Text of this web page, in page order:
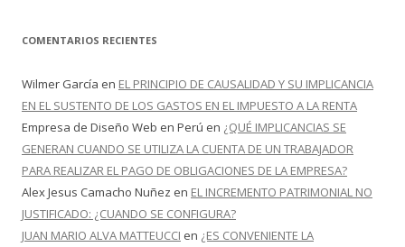
COMENTARIOS RECIENTES
Wilmer García en EL PRINCIPIO DE CAUSALIDAD Y SU IMPLICANCIA
EN EL SUSTENTO DE LOS GASTOS EN EL IMPUESTO A LA RENTA
Empresa de Diseño Web en Perú en ¿QUÉ IMPLICANCIAS SE
GENERAN CUANDO SE UTILIZA LA CUENTA DE UN TRABAJADOR
PARA REALIZAR EL PAGO DE OBLIGACIONES DE LA EMPRESA?
Alex Jesus Camacho Nuñez en EL INCREMENTO PATRIMONIAL NO
JUSTIFICADO: ¿CUANDO SE CONFIGURA?
JUAN MARIO ALVA MATTEUCCI en ¿ES CONVENIENTE LA